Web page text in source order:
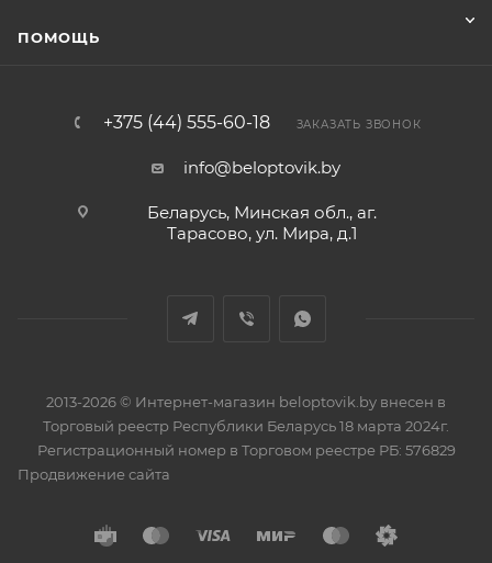
ПОМОЩЬ
+375 (44) 555-60-18 ЗАКАЗАТЬ ЗВОНОК
info@beloptovik.by
Беларусь, Минская обл., аг.
Тарасово, ул. Мира, д.1
2013-2026 © Интернет-магазин beloptovik.by внесен в
Торговый реестр Республики Беларусь 18 марта 2024г.
Регистрационный номер в Торговом реестре РБ: 576829
Продвижение сайта